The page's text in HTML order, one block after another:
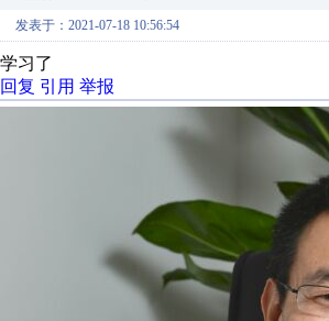
发表于：2021-07-18 10:56:54
学习了
回复 引用 举报